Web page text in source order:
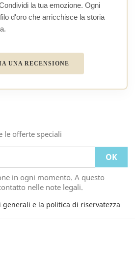
la tua emozione. Ogni
d'oro che arricchisce la storia
UNA RECENSIONE
le offerte speciali
in ogni momento. A questo
nelle note legali.
generali e la politica di riservatezza